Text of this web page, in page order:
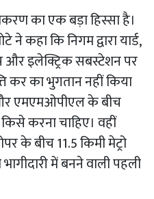
का एक बड़ा हिस्सा है।
कहा कि निगम द्वारा यार्ड,
और इलेक्ट्रिक सबस्टेशन पर
कर का भुगतान नहीं किया
एमएमओपीएल के बीच
करना चाहिए। वहीं
के बीच 11.5 किमी मेट्रो
में बनने वाली पहली